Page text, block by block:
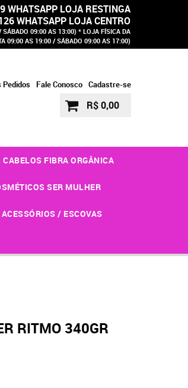
WHATSAPP LOJA RESTINGA
WHATSAPP LOJA CENTRO
09:00 AS 13:00) * LOJA FÍSICA DA
09:00 AS 19:00 / SÁBADO 09:00 AS 17:00)
Pedidos Fale Conosco Cadastre-se
R$ 0,00
CABELOS FIBRA ORGÂNICA
SER MULHER
ACESSÓRIOS / ESCOVAS
RITMO 340GR